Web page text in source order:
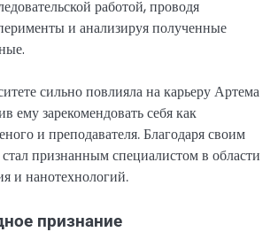
работой, проводя
и анализируя полученные
сильно повлияла на карьеру Артема
ему зарекомендовать себя как
и преподавателя. Благодаря своим
признанным специалистом в области
и нанотехнологий.
признание